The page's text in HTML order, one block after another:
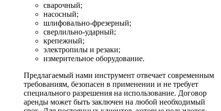
сварочный;
насосный;
шлифовально-фрезерный;
сверлильно-ударный;
крепежный;
электропилы и резаки;
измерительное оборудование.
Предлагаемый нами инструмент отвечает современным
требованиям, безопасен в применении и не требует
специального разрешения на использование. Договор
аренды может быть заключен на любой необходимый